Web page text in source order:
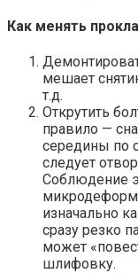
Как менять
мешает
т.д.
Открутить
правило —
середины по
следует
Соблюдение
изначально
сразу резко
может
шлифовку.